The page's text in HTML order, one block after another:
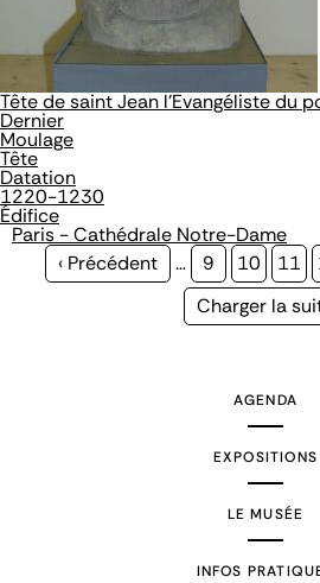
Tête de saint Jean l'Evangéliste du
Dernier
Moulage
Tête
Datation
1220-1230
Édifice
Paris - Cathédrale Notre-Dame
Page
‹ Précédent … Page
9 Page
10 Page
11
Page
Charger la
AGENDA
EXPOSITIONS
LE MUSÉE
INFOS